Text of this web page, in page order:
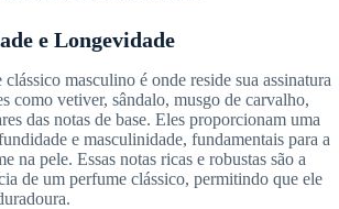
e Longevidade
masculino é onde reside sua assinatura
como vetiver, sândalo, musgo de carvalho,
das notas de base. Eles proporcionam uma
e masculinidade, fundamentais para a
na pele. Essas notas ricas e robustas são a
de um perfume clássico, permitindo que ele